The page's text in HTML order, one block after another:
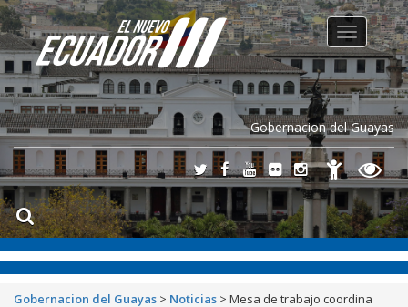
Gobernacion del Guayas
Toggle
navigation
Gobernacion del Guayas > Noticias > Mesa de trabajo coordina